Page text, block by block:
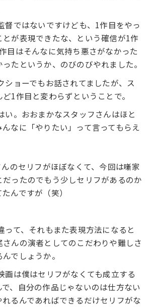
督ではないですけども、1作目をやっ
が表現できたな、という確信が1作
目はそんなに気持ち悪さがなかった
たというか、のびのびやれました。
ショーでもお話されてましたが、ス
1作目と変わらずということで。
い。おおまかなスタッフさんはほと
なに「やりたい」って言ってもらえ
のセリフがほぼなくて、今回は噺家
だったのでもう少しセリフがあるのか
んですが（笑）
って、それもまた表現方法になると
んの演者としてのこだわりや難しさ
でしょうか。
画は僕はセリフがなくても成立する
、自分の作品じゃないのは仕方ない
るんであればできるだけセリフがな